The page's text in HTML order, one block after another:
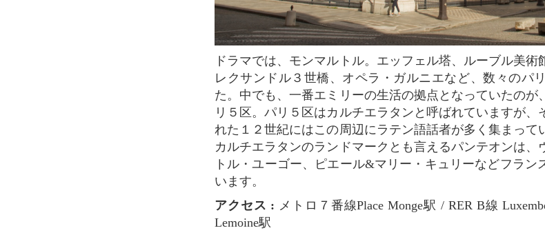
ドラマでは、モンマルトル。エッフェル塔、ルーブル美術館、リュクサンブール公園、ア
レクサンドル３世橋、オペラ・ガルニエなど、数々のパ
た。中でも、一番エミリーの生活の拠点となっていたのが
リ５区。パリ５区はカルチエラタンと呼ばれていますが、
れた１２世紀にはこの周辺にラテン語話者が多く集まって
カルチエラタンのランドマークとも言えるパンテオンは、
トル・ユーゴー、ピエール&マリー・キュリーなどフラン
います。
アクセス : メトロ７番線Place Monge駅 / RER B線
Lemoine駅